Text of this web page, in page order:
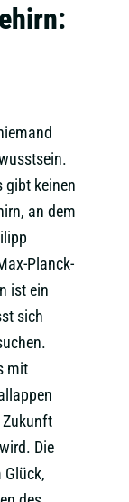
gibt keinen
an dem
Planck-
ist ein
sich
mit
Zukunft
Die